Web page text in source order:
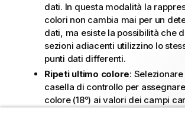
dati. In questa modalità la
colori non cambia mai per un
dati, ma esiste la possibilità che
sezioni adiacenti utilizzino lo
punti dati differenti.
Ripeti ultimo colore:
casella di controllo per
colore (18°) ai valori dei campi